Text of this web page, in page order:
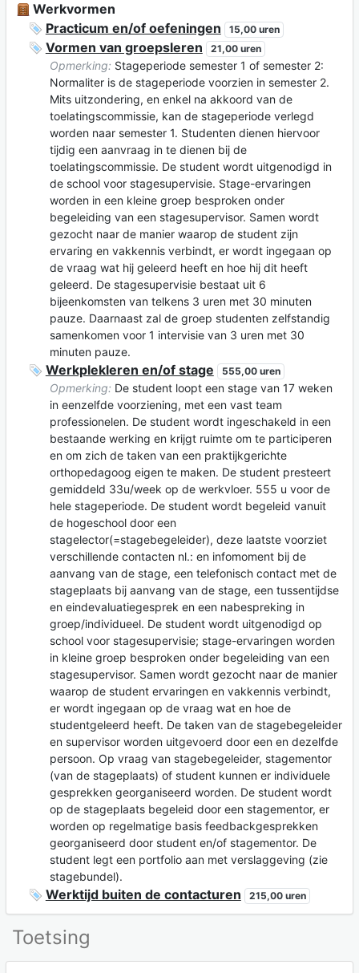
Werkvormen
Practicum en/of oefeningen
15,00 uren
Vormen van groepsleren 21,00 uren
Opmerking: Stageperiode semester 1 of semester 2:
Normaliter is de stageperiode voorzien in semester 2.
Mits uitzondering, en enkel na akkoord van de
toelatingscommissie, kan de stageperiode verlegd
worden naar semester 1. Studenten dienen hiervoor
tijdig een aanvraag in te dienen bij de
toelatingscommissie. De student wordt uitgenodigd in
de school voor stagesupervisie. Stage-ervaringen
worden in een kleine groep besproken onder
begeleiding van een stagesupervisor. Samen wordt
gezocht naar de manier waarop de student zijn
ervaring en vakkennis verbindt, er wordt ingegaan op
de vraag wat hij geleerd heeft en hoe hij dit heeft
geleerd. De stagesupervisie bestaat uit 6
bijeenkomsten van telkens 3 uren met 30 minuten
pauze. Daarnaast zal de groep studenten zelfstandig
samenkomen voor 1 intervisie van 3 uren met 30
minuten pauze.
Werkplekleren en/of stage 555,00 uren
Opmerking: De student loopt een stage van 17 weken
in eenzelfde voorziening, met een vast team
professionelen. De student wordt ingeschakeld in een
bestaande werking en krijgt ruimte om te participeren
en om zich de taken van een praktijkgerichte
orthopedagoog eigen te maken. De student presteert
gemiddeld 33u/week op de werkvloer. 555 u voor de
hele stageperiode. De student wordt begeleid vanuit
de hogeschool door een
stagelector(=stagebegeleider), deze laatste voorziet
verschillende contacten nl.: en infomoment bij de
aanvang van de stage, een telefonisch contact met de
stageplaats bij aanvang van de stage, een tussentijdse
en eindevaluatiegesprek en een nabespreking in
groep/individueel. De student wordt uitgenodigd op
school voor stagesupervisie; stage-ervaringen worden
in kleine groep besproken onder begeleiding van een
stagesupervisor. Samen wordt gezocht naar de manier
waarop de student ervaringen en vakkennis verbindt,
er wordt ingegaan op de vraag wat en hoe de
studentgeleerd heeft. De taken van de stagebegeleider
en supervisor worden uitgevoerd door een en dezelfde
persoon. Op vraag van stagebegeleider, stagementor
(van de stageplaats) of student kunnen er individuele
gesprekken georganiseerd worden. De student wordt
op de stageplaats begeleid door een stagementor, er
worden op regelmatige basis feedbackgesprekken
georganiseerd door student en/of stagementor. De
student legt een portfolio aan met verslaggeving (zie
stagebundel).
Werktijd buiten de contacturen 215,00 uren
Toetsing